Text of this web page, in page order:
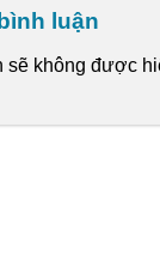
luận
sẽ không được